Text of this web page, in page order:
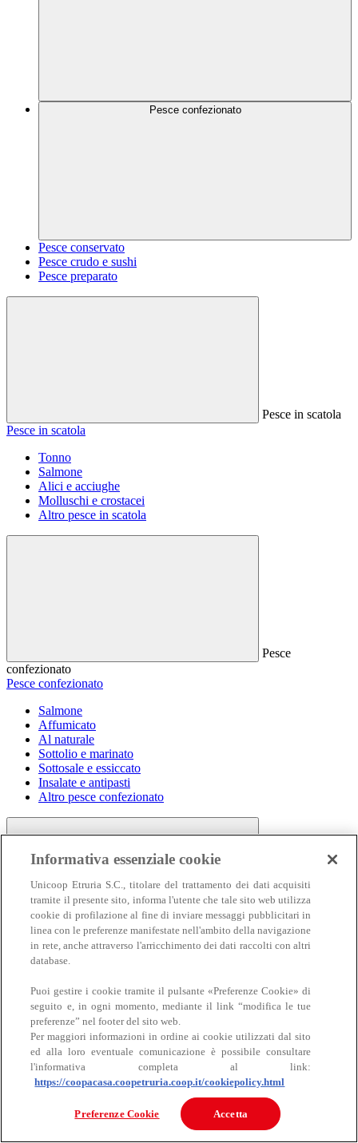
Pesce confezionato
Pesce conservato
Pesce crudo e sushi
Pesce preparato
Pesce in scatola
Pesce in scatola
Tonno
Salmone
Alici e acciughe
Molluschi e crostacei
Altro pesce in scatola
Pesce
confezionato
Pesce confezionato
Salmone
Affumicato
Al naturale
Sottolio e marinato
Sottosale e essiccato
Insalate e antipasti
Altro pesce confezionato
Carne
Carne
Bovino
Informativa essenziale cookie
Unicoop Etruria S.C., titolare del trattamento dei dati acquisiti
tramite il presente sito, informa l'utente che tale sito web utilizza
cookie di profilazione al fine di inviare messaggi pubblicitari in
linea con le preferenze manifestate nell'ambito della navigazione
in rete, anche attraverso l'arricchimento dei dati raccolti con altri
database.
Puoi gestire i cookie tramite il pulsante «Preferenze Cookie» di
seguito e, in ogni momento, mediante il link “modifica le tue
preferenze” nel footer del sito web.
Per maggiori informazioni in ordine ai cookie utilizzati dal sito
ed alla loro eventuale comunicazione è possibile consultare
l'informativa completa al link:
https://coopacasa.coopetruria.coop.it/cookiepolicy.html
Preferenze Cookie Accetta